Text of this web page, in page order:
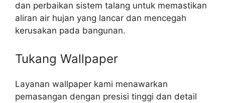
dan perbaikan sistem talang untuk memastikan
aliran air hujan yang lancar dan mencegah
kerusakan pada bangunan.
Tukang Wallpaper
Layanan wallpaper kami menawarkan
pemasangan dengan presisi tinggi dan detail